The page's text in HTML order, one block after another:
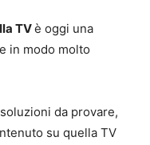
TVè oggi una
in modo molto
da provare,
su quella TV